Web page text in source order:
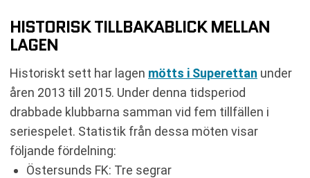
HISTORISK TILLBAKABLICK MELLAN
LAGEN
Historiskt sett har lagen mötts i Superettan under
åren 2013 till 2015. Under denna tidsperiod
drabbade klubbarna samman vid fem tillfällen i
seriespelet. Statistik från dessa möten visar
följande fördelning:
Östersunds FK: Tre segrar